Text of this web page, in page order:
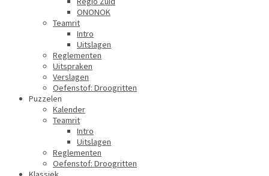
ONONOK
Teamrit
Intro
Uitslagen
Reglementen
Uitspraken
Verslagen
Oefenstof: Droogritten
Puzzelen
Kalender
Teamrit
Intro
Uitslagen
Reglementen
Oefenstof: Droogritten